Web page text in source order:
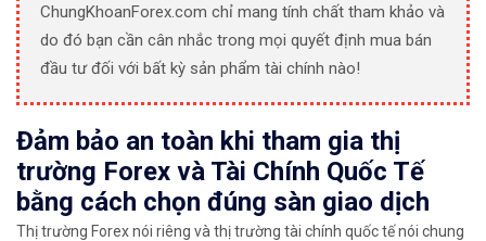
ChungKhoanForex.com chỉ mang tính chất tham khảo và
do đó bạn cần cân nhắc trong mọi quyết định mua bán
đầu tư đối với bất kỳ sản phẩm tài chính nào!
Đảm bảo an toàn khi tham gia thị
trường Forex và Tài Chính Quốc Tế
bằng cách chọn đúng sàn giao dịch
Thị trường Forex nói riêng và thị trường tài chính quốc tế nói chung